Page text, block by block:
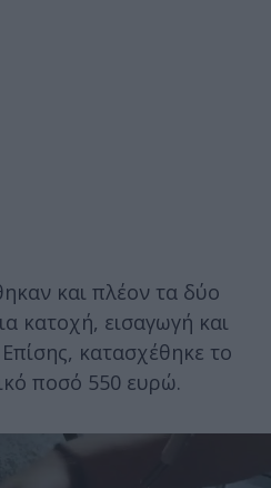
και πλέον τα δύο
κατοχή, εισαγωγή και
κατασχέθηκε το
ποσό 550 ευρώ.